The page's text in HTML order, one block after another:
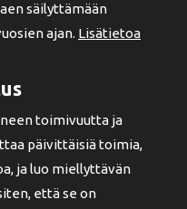
säilyttämään
ajan. Lisätietoa
toimivuutta ja
päivittäisiä toimia,
ja luo miellyttävän
että se on